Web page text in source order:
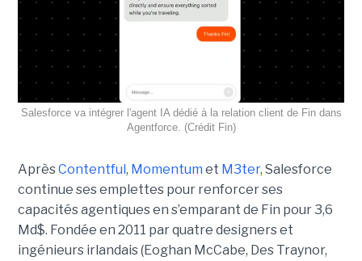
Salesforce va intégrer l'agent IA dédié à la relation client de Fin dans
Agentforce. (Crédit Fin)
AprèsContentful, Momentum et M3ter, Salesforce
continue ses emplettes pour renforcer ses
capacités agentiques en s’emparant de Fin pour 3,6
Md$. Fondée en 2011 par quatre designers et
ingénieurs irlandais (Eoghan McCabe, Des Traynor,